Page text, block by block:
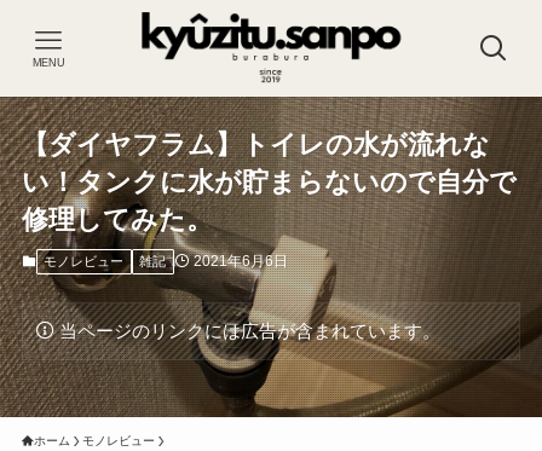
MENU
【ダイヤフラム】トイレの水が流れな
い！タンクに水が貯まらないので自分で
修理してみた。
モノレビュー 雑記 2021年6月6日
当ページのリンクには広告が含まれています。
ホーム モノレビュー